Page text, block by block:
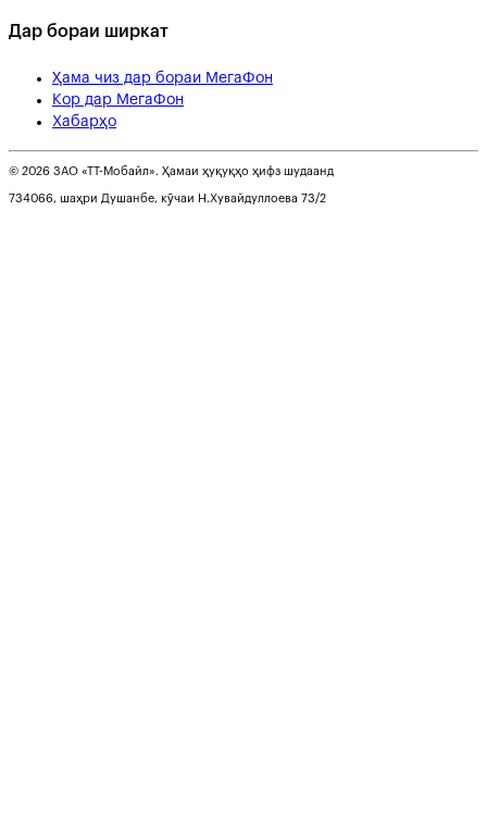
Дар бораи ширкат
Ҳама чиз дар бораи МегаФон
Кор дар МегаФон
Хабарҳо
© 2026 ЗАО «ТТ-Мобайл». Ҳамаи ҳуқуқҳо ҳифз шудаанд
734066, шаҳри Душанбе, кӯчаи Н.Хувайдуллоева 73/2